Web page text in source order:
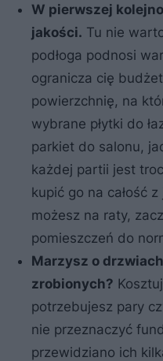
W pierwszej
jakości. Tu nie
podłoga podnosi
ogranicza cię
powierzchnię, na
wybrane płytki do
parkiet do salonu,
każdej partii jest
kupić go na całość
możesz na raty,
pomieszczeń do
Marzysz o
zrobionych?
potrzebujesz pary
nie przeznaczyć
przewidziano ich